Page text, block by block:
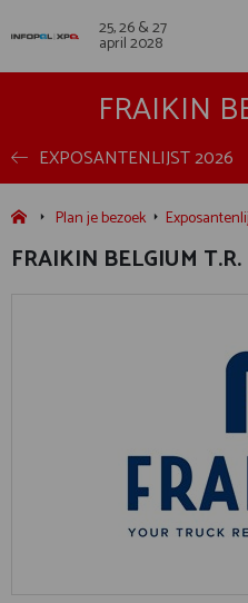
25, 26 & 27
april 2028
FRAIKIN
EXPOSANTENLIJST 2026
Plan je bezoek
FRAIKIN BELGIUM T.R.